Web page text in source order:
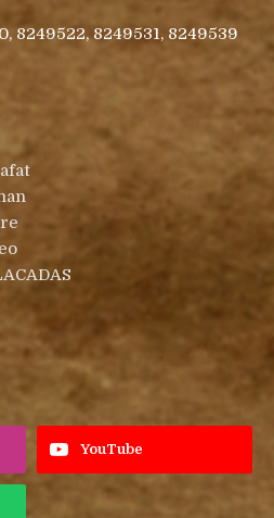
8249522, 8249531, 8249539
YouTube